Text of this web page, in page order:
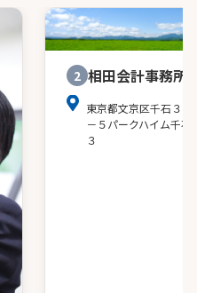
2 相田会計事務所
東京都文京区千石３－
－５パークハイム千石
３